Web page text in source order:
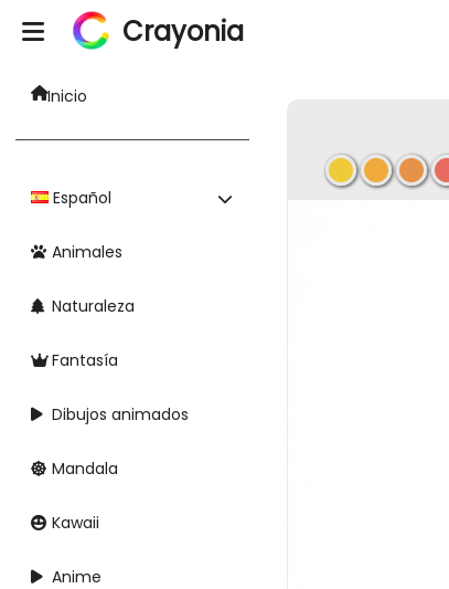
Crayonia
Inicio
Español
Animales
Naturaleza
Fantasía
Dibujos animados
Mandala
Kawaii
Anime